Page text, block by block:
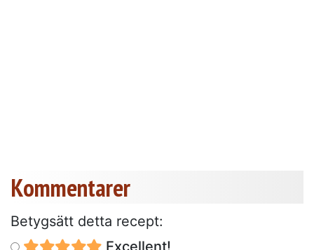
Kommentarer
Betygsätt detta recept: